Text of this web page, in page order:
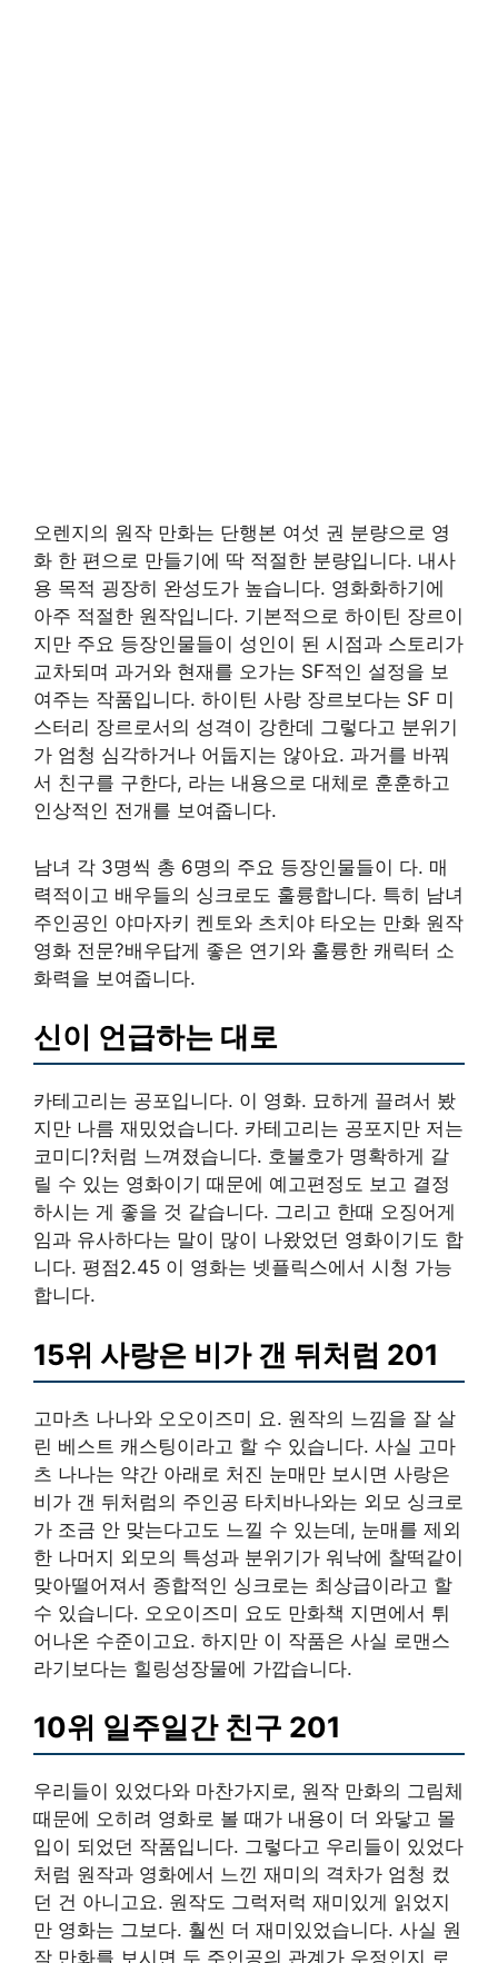
오렌지의 원작 만화는 단행본 여섯 권 분량으로 영
화 한 편으로 만들기에 딱 적절한 분량입니다. 내사
용 목적 굉장히 완성도가 높습니다. 영화화하기에
아주 적절한 원작입니다. 기본적으로 하이틴 장르이
지만 주요 등장인물들이 성인이 된 시점과 스토리가
교차되며 과거와 현재를 오가는 SF적인 설정을 보
여주는 작품입니다. 하이틴 사랑 장르보다는 SF 미
스터리 장르로서의 성격이 강한데 그렇다고 분위기
가 엄청 심각하거나 어둡지는 않아요. 과거를 바꿔
서 친구를 구한다, 라는 내용으로 대체로 훈훈하고
인상적인 전개를 보여줍니다.
남녀 각 3명씩 총 6명의 주요 등장인물들이 다. 매
력적이고 배우들의 싱크로도 훌륭합니다. 특히 남녀
주인공인 야마자키 켄토와 츠치야 타오는 만화 원작
영화 전문?배우답게 좋은 연기와 훌륭한 캐릭터 소
화력을 보여줍니다.
신이 언급하는 대로
카테고리는 공포입니다. 이 영화. 묘하게 끌려서 봤
지만 나름 재밌었습니다. 카테고리는 공포지만 저는
코미디?처럼 느껴졌습니다. 호불호가 명확하게 갈
릴 수 있는 영화이기 때문에 예고편정도 보고 결정
하시는 게 좋을 것 같습니다. 그리고 한때 오징어게
임과 유사하다는 말이 많이 나왔었던 영화이기도 합
니다. 평점2.45 이 영화는 넷플릭스에서 시청 가능
합니다.
15위 사랑은 비가 갠 뒤처럼 201
고마츠 나나와 오오이즈미 요. 원작의 느낌을 잘 살
린 베스트 캐스팅이라고 할 수 있습니다. 사실 고마
츠 나나는 약간 아래로 처진 눈매만 보시면 사랑은
비가 갠 뒤처럼의 주인공 타치바나와는 외모 싱크로
가 조금 안 맞는다고도 느낄 수 있는데, 눈매를 제외
한 나머지 외모의 특성과 분위기가 워낙에 찰떡같이
맞아떨어져서 종합적인 싱크로는 최상급이라고 할
수 있습니다. 오오이즈미 요도 만화책 지면에서 튀
어나온 수준이고요. 하지만 이 작품은 사실 로맨스
라기보다는 힐링성장물에 가깝습니다.
10위 일주일간 친구 201
우리들이 있었다와 마찬가지로, 원작 만화의 그림체
때문에 오히려 영화로 볼 때가 내용이 더 와닿고 몰
입이 되었던 작품입니다. 그렇다고 우리들이 있었다
처럼 원작과 영화에서 느낀 재미의 격차가 엄청 컸
던 건 아니고요. 원작도 그럭저럭 재미있게 읽었지
만 영화는 그보다. 훨씬 더 재미있었습니다. 사실 원
작 만화를 보시면 두 주인공의 관계가 우정인지 로